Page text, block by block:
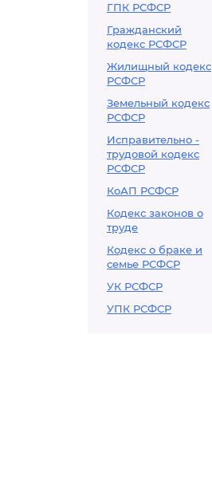
ГПК РСФСР
Гражданский
кодекс РСФСР
Жилищный кодекс
РСФСР
Земельный кодекс
РСФСР
Исправительно -
трудовой кодекс
РСФСР
КоАП РСФСР
Кодекс законов о
труде
Кодекс о браке и
семье РСФСР
УК РСФСР
УПК РСФСР